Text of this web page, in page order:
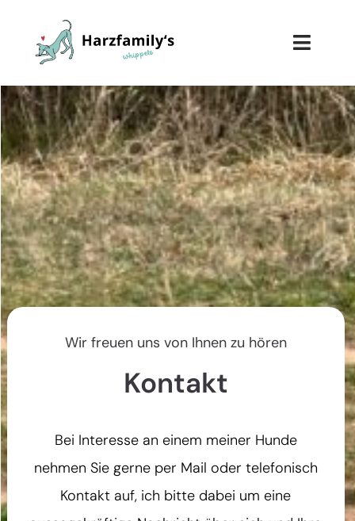
Wir freuen uns von Ihnen zu hören
Kontakt
Bei Interesse an einem meiner Hunde
nehmen Sie gerne per Mail oder telefonisch
Kontakt auf, ich bitte dabei um eine